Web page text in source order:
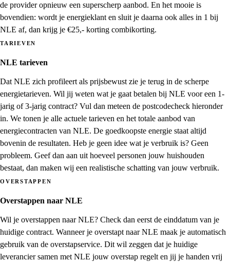
de provider opnieuw een superscherp aanbod. En het mooie is
bovendien: wordt je energieklant en sluit je daarna ook alles in 1 bij
NLE af, dan krijg je €25,- korting combikorting.
TARIEVEN
NLE tarieven
Dat NLE zich profileert als prijsbewust zie je terug in de scherpe
energietarieven. Wil jij weten wat je gaat betalen bij NLE voor een 1-
jarig of 3-jarig contract? Vul dan meteen de postcodecheck hieronder
in. We tonen je alle actuele tarieven en het totale aanbod van
energiecontracten van NLE. De goedkoopste energie staat altijd
bovenin de resultaten. Heb je geen idee wat je verbruik is? Geen
probleem. Geef dan aan uit hoeveel personen jouw huishouden
bestaat, dan maken wij een realistische schatting van jouw verbruik.
OVERSTAPPEN
Overstappen naar NLE
Wil je overstappen naar NLE? Check dan eerst de einddatum van je
huidige contract. Wanneer je overstapt naar NLE maak je automatisch
gebruik van de overstapservice. Dit wil zeggen dat je huidige
leverancier samen met NLE jouw overstap regelt en jij je handen vrij